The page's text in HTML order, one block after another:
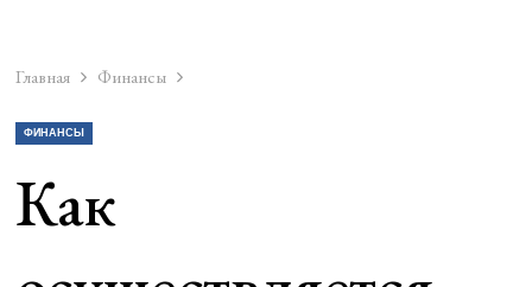
Главная Финансы
ФИНАНСЫ
Как